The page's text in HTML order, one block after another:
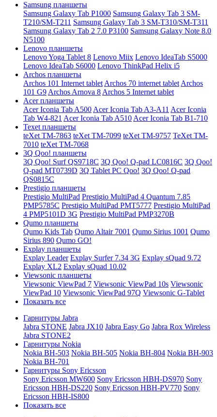
Samsung планшеты
Samsung Galaxy Tab P1000 Samsung Galaxy Tab 3 SM-
T210/SM-T211 Samsung Galaxy Tab 3 SM-T310/SM-T311
Samsung Galaxy Tab 2 7.0 P3100 Samsung Galaxy Note 8.0
N5100
Lenovo планшеты
Lenovo Yoga Tablet 8 Lenovo Miix Lenovo IdeaTab S5000
Lenovo IdeaTab S6000 Lenovo ThinkPad Helix i5
Archos планшеты
Archos 101 Internet tablet Archos 70 internet tablet Archos
101 G9 Archos Arnova 8 Archos 5 Internet tablet
Acer планшеты
Acer Iconia Tab A500 Acer Iconia Tab A3-A11 Acer Iconia
Tab W4-821 Acer Iconia Tab A510 Acer Iconia Tab B1-710
Texet планшеты
teXet TM-7863 teXet TM-7099 teXet TM-9757 TeXet TM-
7010 teXet TM-7068
3Q Qoo! планшеты
3Q Qoo! Surf QS9718C 3Q Qoo! Q-pad LC0816C 3Q Qoo!
Q-pad MT0739D 3Q Tablet PC Qoo! 3Q Qoo! Q-pad
QS0815C
Prestigio планшеты
Prestigio MultiPad Prestigio MultiPad 4 Quantum 7.85
PMP5785C Prestigio MultiPad PMT5777 Prestigio MultiPad
4 PMP5101D 3G Prestigio MultiPad PMP3270B
Qumo планшеты
Qumo Kids Tab Qumo Altair 7001 Qumo Sirius 1001 Qumo
Sirius 890 Qumo GO!
Explay планшеты
Explay Leader Explay Surfer 7.34 3G Explay sQuad 9.72
Explay XL2 Explay sQuad 10.02
Viewsonic планшеты
Viewsonic ViewPad 7 Viewsonic ViewPad 10s Viewsonic
ViewPad 10 Viewsonic ViewPad 97Q Viewsonic G-Tablet
Показать все
Гарнитуры Jabra
Jabra STONE Jabra JX10 Jabra Easy Go Jabra Rox Wireless
Jabra STONE2
Гарнитуры Nokia
Nokia BH-503 Nokia BH-505 Nokia BH-804 Nokia BH-903
Nokia BH-701
Гарнитуры Sony Ericsson
Sony Ericsson MW600 Sony Ericsson HBH-DS970 Sony
Ericsson HBH-DS220 Sony Ericsson HBH-PV770 Sony
Ericsson HBH-IS800
Показать все